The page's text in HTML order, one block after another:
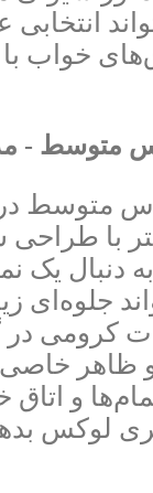
انتخابی
خواب
متوسط -
با
دنبال یک
جلوه‌ای
کرومی در
ظاهر خاصی
و
لوکس